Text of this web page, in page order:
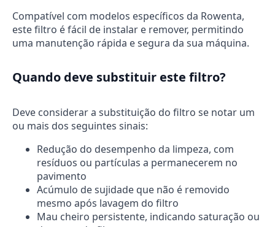
Compatível com modelos específicos da Rowenta,
este filtro é fácil de instalar e remover, permitindo
uma manutenção rápida e segura da sua máquina.
Quando deve substituir este filtro?
Deve considerar a substituição do filtro se notar um
ou mais dos seguintes sinais:
Redução do desempenho da limpeza, com
resíduos ou partículas a permanecerem no
pavimento
Acúmulo de sujidade que não é removido
mesmo após lavagem do filtro
Mau cheiro persistente, indicando saturação ou